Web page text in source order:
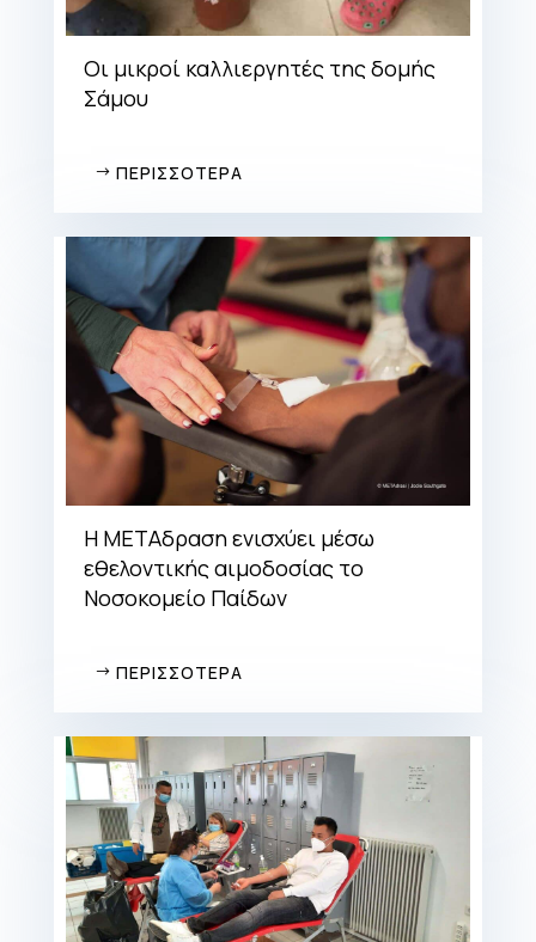
Οι μικροί καλλιεργητές της δομής
Σάμου
ΠΕΡΙΣΣΟΤΕΡΑ
Η ΜΕΤΑδραση ενισχύει μέσω
εθελοντικής αιμοδοσίας το
Νοσοκομείο Παίδων
ΠΕΡΙΣΣΟΤΕΡΑ